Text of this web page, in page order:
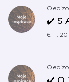
O
✔️ S
6. 11.
O